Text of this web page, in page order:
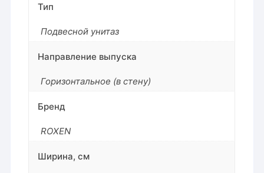
Тип
Подвесной унитаз
Направление выпуска
Горизонтальное (в стену)
Бренд
ROXEN
Ширина, см